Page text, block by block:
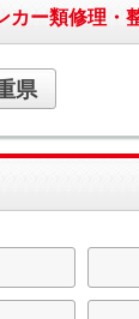
カー類修理・
県